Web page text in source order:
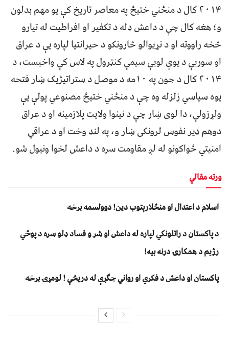
۲۰۱۴ کال د منځني ختیځ په معاصر تاریخ کې یو مهم بدلون
و؛ هغه کال چې د داعش ډله د تکفیر او افراطیت له تیارو
څخه راووته او د نړیوالو څارونکو د حیرانتیا لپاره یې د عراق
او سوریې د یوې لویې سیمې کنټرول په لاس کې واخیست، د
۲۰۱۴ کال د جون په ۱۰مه د موصل د ستراتیژیک ښار فتحه
یوه سیاسي زلزله وه چې د منځني ختیځ مصنوعي پولې یې
ولړزولې، دا لوی ښار چې د نینوا ولایت پلازمینه او د عراق
دوهم ډیر نفوس لرونکی ښار و، په لنډ وخت او د عراقي
امنیتي ځواکونو له لږ مقاومت سره د داعش لخوا ونیول شو.
ورته مقالې
اسلام د اعتدال او منځلارېتوب دین! دوولسمه برخه
د پاکستان د راتلونکي لپاره له داعش او شر و فساد ډلو سره د پوځي
رژیم د همکارۍ درنه بیه!
پاکستان او داعش د فکري او رواني جګړې له دریڅې ! لومړۍ برخه